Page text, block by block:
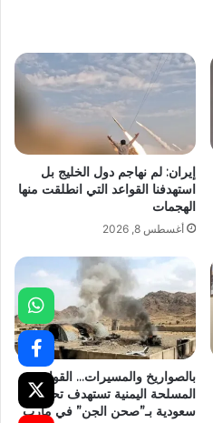
إيران: لم نهاجم دول الخليج بل
استهدفنا القواعد التي انطلقت منها
الهجمات
أغسطس 8, 2026
بالصواريخ والمسيرات… القوات
المسلحة اليمنية تستهدف تحشدات
سعودية بـ”صحن الجن” في مأرب